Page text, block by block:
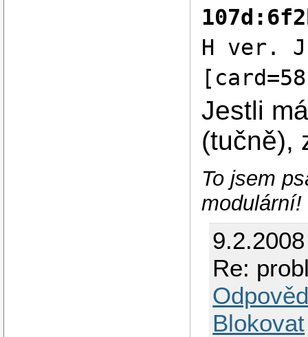
H ver.
Jestli
(tučně),
To jsem
modulární!
Re:
Blokovat